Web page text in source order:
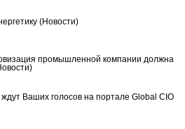
(Новости)
промышленной компании должна
Ваших голосов на портале Global CIO